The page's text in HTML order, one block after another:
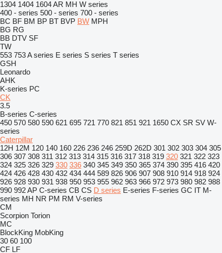
1304 1404 1604AR MH W series
400 - series 500 - series 700 - series
BC BF BM BP BT BVP BW MPH
BG RG
BB DTV SF
TW
553 753A series E series S series T series
GSH
Leonardo
AHK
K-series PC
CK
3.5
B-series C-series
450 570 580 590 621 695 721 770 821 851 921 1650 CX SR SV W-
series
Caterpillar
12H 12M 120 140 160 226 236 246 259D 262D 301 302 303 304 305
306 307 308 311 312 313 314 315 316 317 318 319 320 321 322 323
324 325 326 329 330 336 340 345 349 350 365 374 390 395 416 420
424 426 428 430 432 434 444 589 826 906 907 908 910 914 918 924
926 928 930 931 938 950 953 955 962 963 966 972 973 980 982 988
990 992AP C-series CB CS D series E-series F-series GC IT M-
series MH NR PM RM V-series
CM
Scorpion Torion
MC
BlockKing MobKing
30 60 100
CF LF